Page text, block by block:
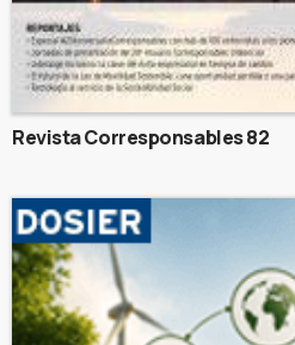
Revista Corresponsables 82